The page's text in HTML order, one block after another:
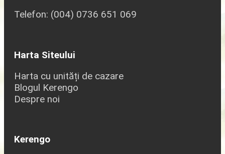
Telefon: (004) 0736 651 069
Harta Siteului
Harta cu unități de cazare
Blogul Kerengo
Despre noi
Kerengo